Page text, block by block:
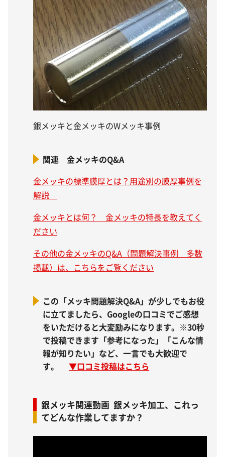
銀メッキと金メッキのWメッキ事例
関連 金メッキのQ&A
金メッキの標準膜厚とは？用途別の膜厚事例を
解説
金メッキとは何？ 金メッキの特長を教えてく
ださい
その他の金メッキのQ&A（問題解決事例 多数
掲載）は、こちらをご覧ください
この「メッキ問題解決Q&A」が少しでもお役
に立てましたら、Googleの口コミでご感想
をいただけると大変励みになります。※30秒
で投稿できます「参考になった」「こんな情
報が知りたい」など、一言でも大歓迎で
す。▼口コミ投稿はこちら
銀メッキ関連動画 銀メッキ加工、これっ
てどんな作業してますか？